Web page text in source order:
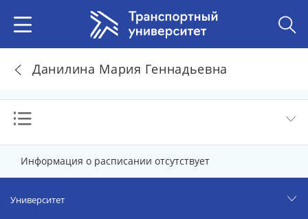
Данилина Мария Геннадьевна
Информация о расписании отсутствует
Университет